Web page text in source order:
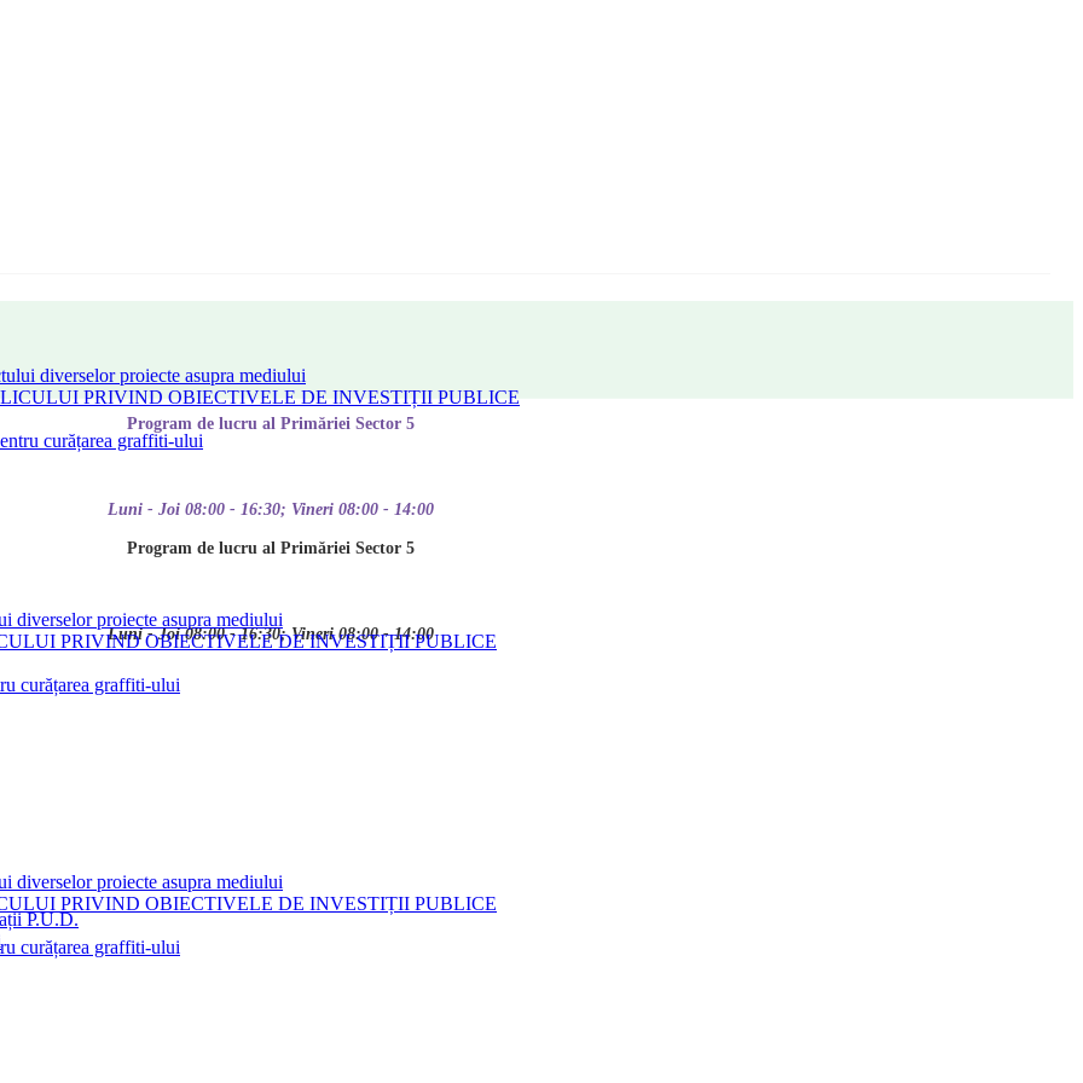
diverselor proiecte asupra mediului
PRIVIND OBIECTIVELE DE INVESTIȚII PUBLICE
curățarea graffiti-ului
P.U.D.
Program de lucru al Primăriei Sector 5
Luni - Joi 08:00 - 16:30; Vineri 08:00 - 14:00
Program de lucru al Primăriei Sector 5
Luni - Joi 08:00 - 16:30; Vineri 08:00 - 14:00
diverselor proiecte asupra mediului
PRIVIND OBIECTIVELE DE INVESTIȚII PUBLICE
curățarea graffiti-ului
diverselor proiecte asupra mediului
PRIVIND OBIECTIVELE DE INVESTIȚII PUBLICE
curățarea graffiti-ului